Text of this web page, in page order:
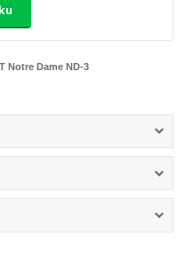
Notre Dame ND-3